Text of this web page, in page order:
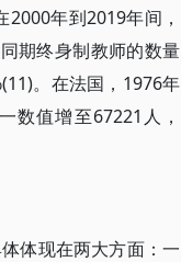
年到2019年间，
期终身制教师的数量
。在法国，1976年
数值增至67221人，
体现在两大方面：一